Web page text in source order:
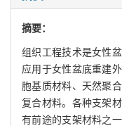
摘要：
组织工程技术是女性
应用于女性盆底重建
胞基质材料、天然聚
复合材料。各种支架
有前途的支架材料之